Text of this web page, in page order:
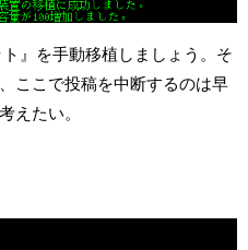
』を手動移植しましょう。そ
ここで投稿を中断するのは早
えたい。